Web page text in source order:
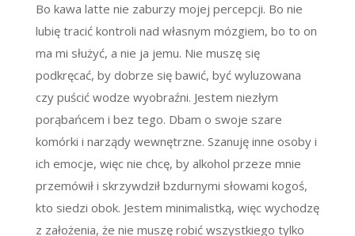
Bo kawa latte nie zaburzy mojej percepcji. Bo nie
lubię tracić kontroli nad własnym mózgiem, bo to on
ma mi służyć, a nie ja jemu. Nie muszę się
podkręcać, by dobrze się bawić, być wyluzowana
czy puścić wodze wyobraźni. Jestem niezłym
porąbańcem i bez tego. Dbam o swoje szare
komórki i narządy wewnętrzne. Szanuję inne osoby i
ich emocje, więc nie chcę, by alkohol przeze mnie
przemówił i skrzywdził bzdurnymi słowami kogoś,
kto siedzi obok. Jestem minimalistką, więc wychodzę
z założenia, że nie muszę robić wszystkiego tylko